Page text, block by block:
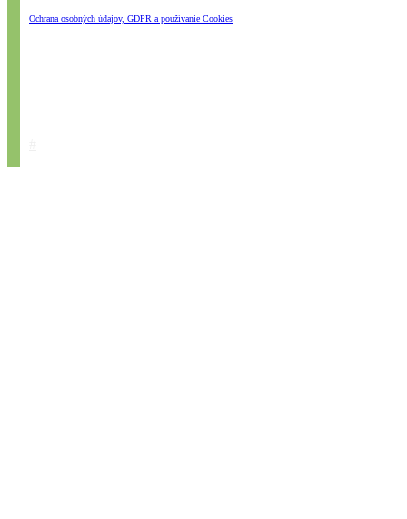
Ochrana osobných údajov, GDPR a používanie Cookies